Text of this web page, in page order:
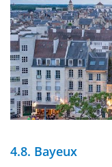
4.8. Bayeux